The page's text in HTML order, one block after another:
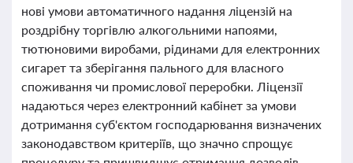
нові умови автоматичного надання ліцензій на
роздрібну торгівлю алкогольними напоями,
тютюновими виробами, рідинами для електронних
сигарет та зберігання пального для власного
споживання чи промислової переробки. Ліцензії
надаються через електронний кабінет за умови
дотримання суб'єктом господарювання визначених
законодавством критеріїв, що значно спрощує